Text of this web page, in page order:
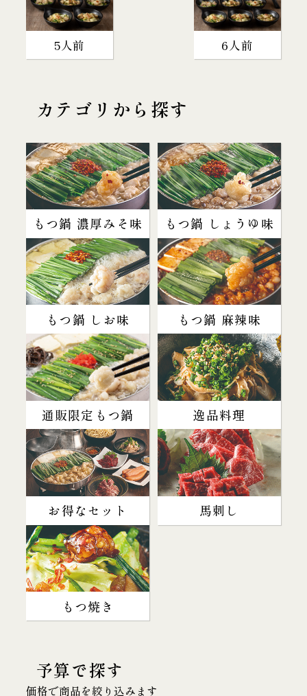
5人前 6人前
カテゴリから探す
もつ鍋 濃厚みそ味 もつ鍋 しょうゆ味
もつ鍋 しお味 もつ鍋 麻辣味
通販限定もつ鍋 逸品料理
お得なセット 馬刺し
もつ焼き
予算で探す
価格で商品を絞り込みます